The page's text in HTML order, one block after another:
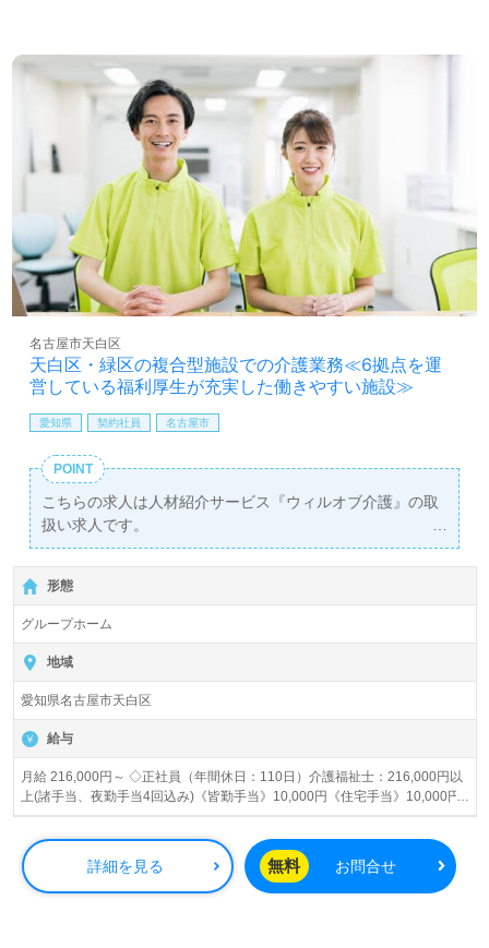
天白区・緑区の複合型施設での介護業務≪6拠点を運
営している福利厚生が充実した働きやすい施設≫
名古屋市天白区
愛知県 契約社員 名古屋市
POINT
こちらの求人は人材紹介サービス『ウィルオブ介護』の取
扱い求人です。
詳細に関してお気軽にご相談ください♪
【無料】で皆さんの転職活動をサポートいたします。
形態
グループホーム
地域
愛知県名古屋市天白区
給与
月給 216,000円～ ◇正社員（年間休日：110日）介護福祉士：216,000円以
上(諸手当、夜勤手当4回込み)《皆勤手当》10,000円《住宅手当》10,000円
※試用期間3ヵ月あり(うち研修期間2週間～1ヶ月は時給850円) 賞与あり 昇
詳細を見る 無料 お問合せ